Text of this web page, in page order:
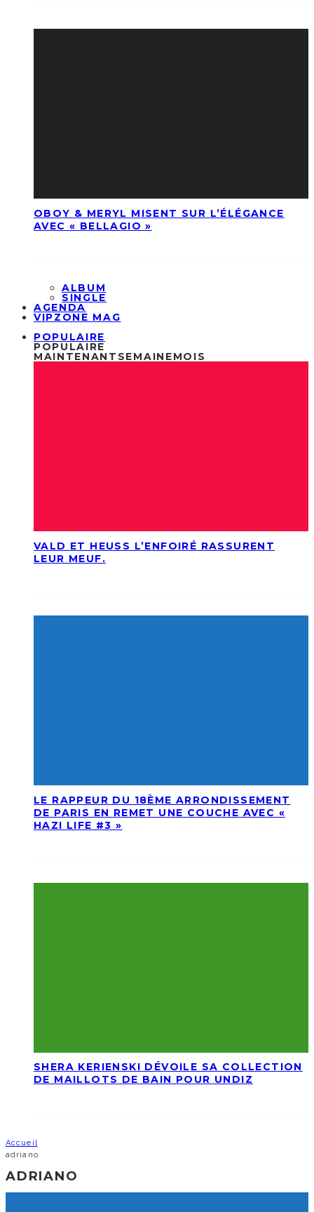
OBOY & MERYL MISENT SUR L’ÉLÉGANCE
AVEC « BELLAGIO »
ALBUM
SINGLE
AGENDA
VIPZONE MAG
POPULAIRE
POPULAIRE
MAINTENANT SEMAINEMOIS
VALD ET HEUSS L’ENFOIRÉ RASSURENT
LEUR MEUF.
LE RAPPEUR DU 18ÈME ARRONDISSEMENT
DE PARIS EN REMET UNE COUCHE AVEC «
HAZI LIFE #3 »
SHERA KERIENSKI DÉVOILE SA COLLECTION
DE MAILLOTS DE BAIN POUR UNDIZ
Accueil
adriano
ADRIANO